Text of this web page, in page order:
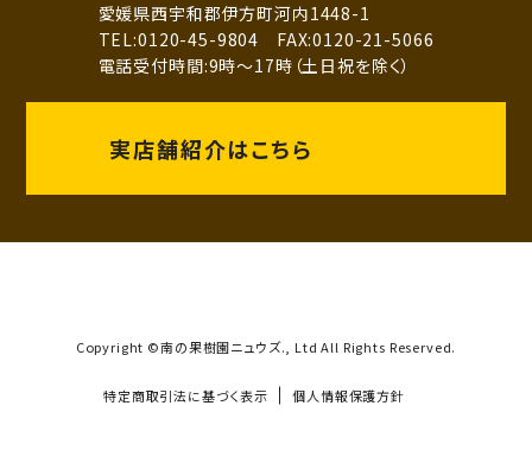
愛媛県西宇和郡伊方町河内1448-1
TEL:0120-45-9804 FAX:0120-21-5066
電話受付時間:9時～17時（土日祝を除く）
実店舗紹介はこちら
Copyright ©南の果樹園ニュウズ., Ltd All Rights Reserved.
特定商取引法に基づく表示 個人情報保護方針